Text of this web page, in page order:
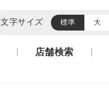
文字サイズ 標準 大
店舗検索